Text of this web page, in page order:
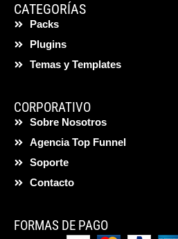
CATEGORÍAS
Packs
Plugins
Temas y Templates
CORPORATIVO
Sobre Nosotros
Agencia Top Funnel
Soporte
Contacto
FORMAS DE PAGO